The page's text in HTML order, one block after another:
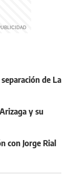
de La
y su
con Jorge Rial